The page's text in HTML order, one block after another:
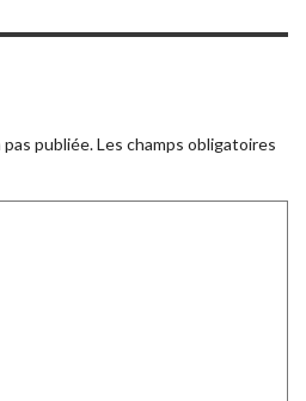
publiée.Les champs obligatoires